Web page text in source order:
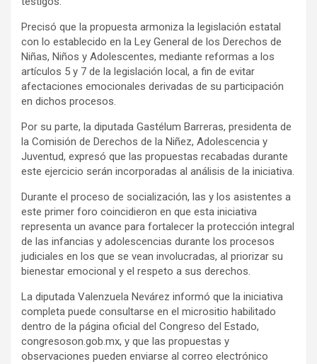
Precisó que la propuesta armoniza la legislación estatal
con lo establecido en la Ley General de los Derechos de
Niñas, Niños y Adolescentes, mediante reformas a los
artículos 5 y 7 de la legislación local, a fin de evitar
afectaciones emocionales derivadas de su participación
en dichos procesos.
Por su parte, la diputada Gastélum Barreras, presidenta de
la Comisión de Derechos de la Niñez, Adolescencia y
Juventud, expresó que las propuestas recabadas durante
este ejercicio serán incorporadas al análisis de la iniciativa.
Durante el proceso de socialización, las y los asistentes a
este primer foro coincidieron en que esta iniciativa
representa un avance para fortalecer la protección integral
de las infancias y adolescencias durante los procesos
judiciales en los que se vean involucradas, al priorizar su
bienestar emocional y el respeto a sus derechos.
La diputada Valenzuela Nevárez informó que la iniciativa
completa puede consultarse en el micrositio habilitado
dentro de la página oficial del Congreso del Estado,
congresoson.gob.mx, y que las propuestas y
observaciones pueden enviarse al correo electrónico